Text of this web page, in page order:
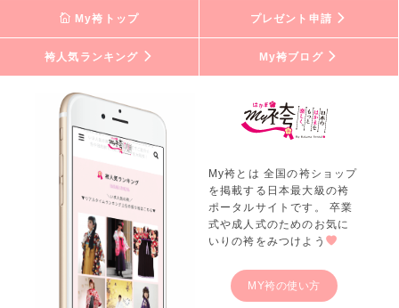
My袴トップ プレゼント申請
袴人気ランキング My袴ブログ
My袴とは 全国の袴ショップ
を掲載する日本最大級の袴
ポータルサイトです。 卒業
式や成人式のためのお気に
いりの袴をみつけよう
MY袴の使い方